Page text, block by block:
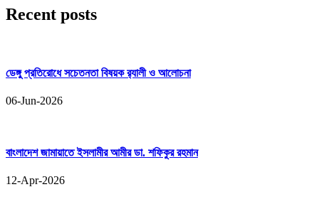
Recent posts
ডেঙ্গু প্রতিরোধে সচেতনতা বিষয়ক র‌্যালী ও আলোচনা
06-Jun-2026
বাংলাদেশ জামায়াতে ইসলামীর আমীর ডা. শফিকুর রহমান
12-Apr-2026